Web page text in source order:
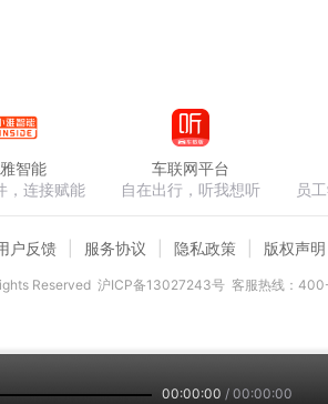
00:00:00 / 00:00:00
智能
，连接赋能
车联网平台
自在出行，听我想听
员
户反馈 服务协议 隐私政策 版权声明
Reserved 沪ICP备13027243号 客服热线：